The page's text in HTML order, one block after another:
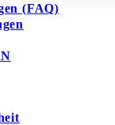
(FAQ)